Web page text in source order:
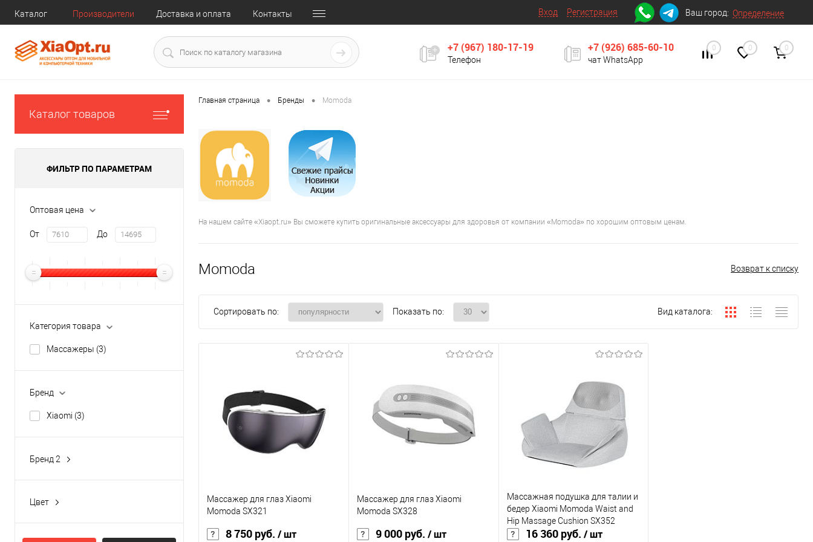
Каталог Производители Доставка и оплата Контакты Вход Регистрация Ваш город: Определение
+7 (967) 180-17-19
Телефон
+7 (926) 685-60-10
чат WhatsApp
0 0 0
Каталог товаров
ФИЛЬТР ПО ПАРАМЕТРАМ
Оптовая цена
От До
Категория товара
Массажеры (3)
Бренд
Xiaomi (3)
Бренд 2
Цвет
Главная страница • Бренды • Momoda
На нашем сайте «Xiaopt.ru» Вы сможете купить оригинальные аксессуары для здоровья от компании «Momoda» по хорошим оптовым ценам.
Возврат к списку
Momoda
Сортировать по: Показать по: Вид каталога:
Массажер для глаз Xiaomi
Momoda SX321
8 750 руб. / шт
Массажер для глаз Xiaomi
Momoda SX328
9 000 руб. / шт
Массажная подушка для талии и
бедер Xiaomi Momoda Waist and
Hip Massage Cushion SX352
16 360 руб. / шт